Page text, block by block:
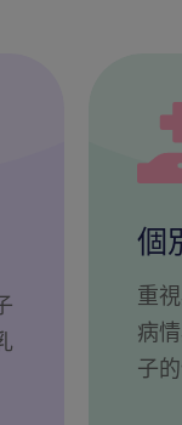
個
重
病
子